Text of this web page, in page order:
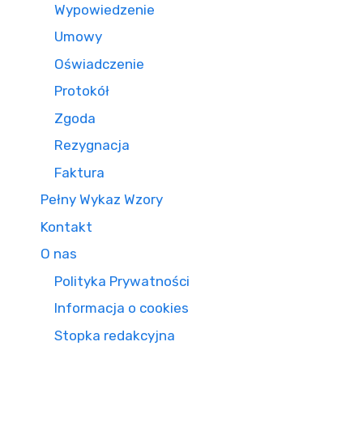
Wypowiedzenie
Umowy
Oświadczenie
Protokół
Zgoda
Rezygnacja
Faktura
Pełny Wykaz Wzory
Kontakt
O nas
Polityka Prywatności
Informacja o cookies
Stopka redakcyjna